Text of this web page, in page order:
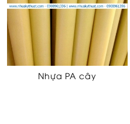
Nhựa PA cây